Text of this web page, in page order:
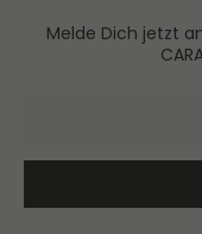
Melde Dich jetzt